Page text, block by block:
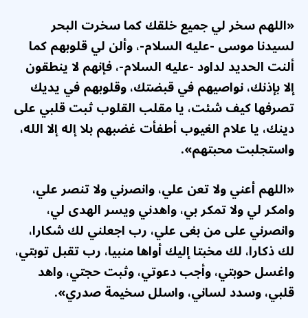
«اللهم سخر لي جميع خلقك كما سخرت البحر
لسيدنا موسى -عليه السلام-، وألن لي قلوبهم كما
ألنت الحديد لداود -عليه السلام-، فإنهم لا ينطقون
إلا بإذنك، نواصيهم في قبضتك، وقلوبهم في يديك
تصرفها كيف شئت، يا مقلب القلوب ثبت قلبي على
دينك، يا علام الغيوب أطفأت غضبهم بلا إله إلا الله،
واستجلبت محبتهم».
«اللهم أعني ولا تعن علي، وانصرني ولا تنصر علي،
وامكر لي ولا تمكر بي، واهدني ويسر الهدى لي،
وانصرني على من بغى علي، رب اجعلني لك شكارا،
لك ذكارا، لك مخبتا إليك أواها منبيا، رب تقبل توبتي،
واغسل حوبتي، وأجب دعوتي، وثبت حجتي، واهد
قلبي، وسدد لساني، واسلل سخيمة صدري».